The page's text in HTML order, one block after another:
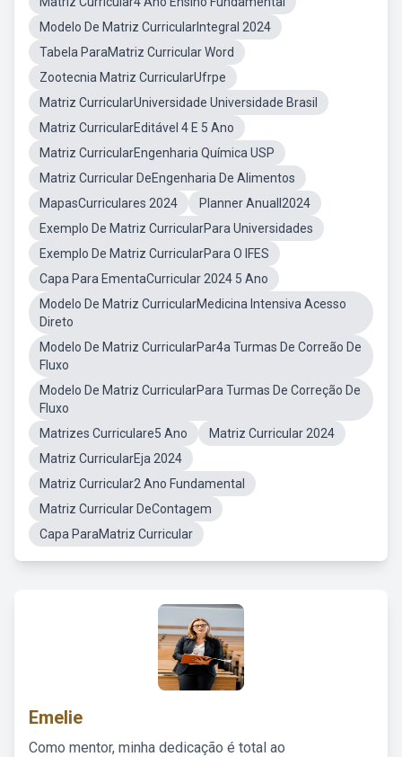
Modelo De Matriz CurricularIntegral 2024
Tabela ParaMatriz Curricular Word
Zootecnia Matriz CurricularUfrpe
Matriz CurricularUniversidade Universidade Brasil
Matriz CurricularEditável 4 E 5 Ano
Matriz CurricularEngenharia Química USP
Matriz Curricular DeEngenharia De Alimentos
MapasCurriculares 2024
Planner Anuall2024
Exemplo De Matriz CurricularPara Universidades
Exemplo De Matriz CurricularPara O IFES
Capa Para EmentaCurricular 2024 5 Ano
Modelo De Matriz CurricularMedicina Intensiva Acesso
Direto
Modelo De Matriz CurricularPar4a Turmas De Correão De
Fluxo
Modelo De Matriz CurricularPara Turmas De Correção De
Fluxo
Matrizes Curriculare5 Ano
Matriz Curricular 2024
Matriz CurricularEja 2024
Matriz Curricular2 Ano Fundamental
Matriz Curricular DeContagem
Capa ParaMatriz Curricular
Emelie
Como mentor, minha dedicação é total ao